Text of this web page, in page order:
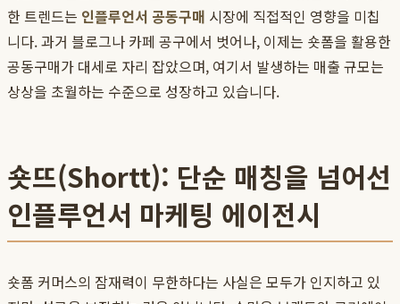
한 트렌드는 인플루언서 공동구매 시장에 직접적인 영향을 미칩
니다. 과거 블로그나 카페 공구에서 벗어나, 이제는 숏폼을 활용한
공동구매가 대세로 자리 잡았으며, 여기서 발생하는 매출 규모는
상상을 초월하는 수준으로 성장하고 있습니다.
숏뜨(Shortt): 단순 매칭을 넘어선
인플루언서 마케팅 에이전시
숏폼 커머스의 잠재력이 무한하다는 사실은 모두가 인지하고 있